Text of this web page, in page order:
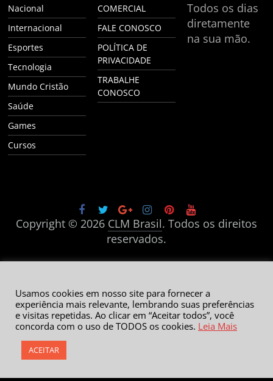
Nacional
Internacional
Esportes
Tecnologia
Mundo Cristão
Saúde
Games
Cursos
COMERCIAL
FALE CONOSCO
POLÍTICA DE
PRIVACIDADE
TRABALHE
CONOSCO
Todos os dias
diretamente
na sua mão.
Copyright © 2026 CLM Brasil. Todos os direitos
reservados.
Usamos cookies em nosso site para fornecer a
experiência mais relevante, lembrando suas preferências
e visitas repetidas. Ao clicar em “Aceitar todos”, você
concorda com o uso de TODOS os cookies. Leia Mais
ACEITAR